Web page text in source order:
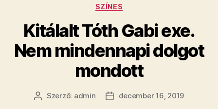
Kategóriák
SZÍNES
Kitálalt Tóth Gabi exe.
Nem mindennapi dolgot
mondott
Bejegyzés
Szerző: admin
Bejegyzés
december 16, 2019